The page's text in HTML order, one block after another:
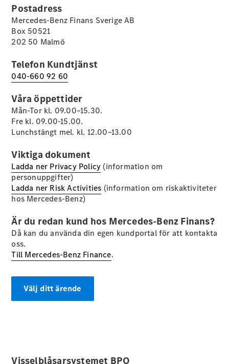
Alla Kombi
Shooting
Brake
Elektrisk
C-Klass
Kombi
Kombi All-
Terrain
E-Klass
Kombi
E-Klass
Terrain
Mercedes-
Store
Halvkombi
A-Klass
Postadress
Mercedes-Benz Finans Sverige AB
Box 50521
202 50 Malmö
Telefon Kundtjänst
040-660 92 60
Våra öppettider
Mån-Tor kl. 09.00–15.30.
Fre kl. 09.00-15.00.
Lunchstängt mel. kl. 12.00–13.00
Viktiga dokument
Ladda ner Privacy Policy(information om
personuppgifter)
Ladda ner Risk Activities (information om riskaktiviteter
hos Mercedes-Benz)
Är du redan kund hos Mercedes-Benz Finans?
Då kan du använda din egen kundportal för att kontakta
oss.
Till Mercedes-Benz Finance.
Välj ditt ärende
Visselblåsarsystemet BPO